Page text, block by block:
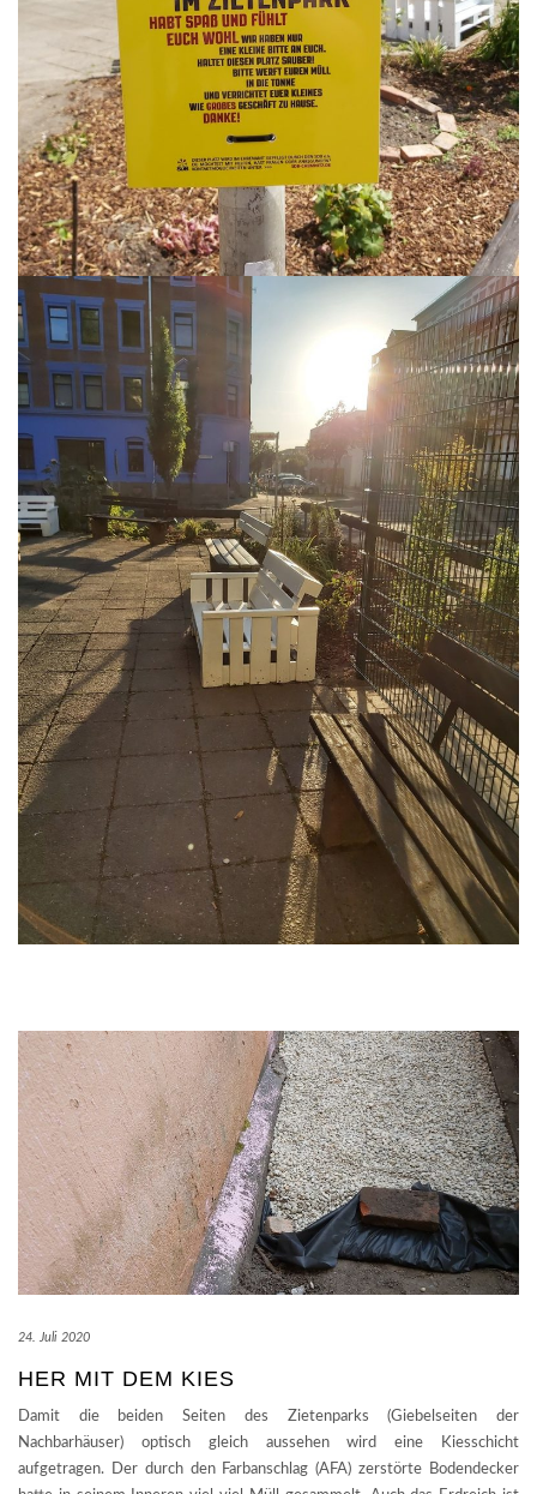
24. Juli 2020
HER MIT DEM KIES
Damit die beiden Seiten des Zietenparks (Giebelseiten der
Nachbarhäuser) optisch gleich aussehen wird eine Kiesschicht
aufgetragen. Der durch den Farbanschlag (AFA) zerstörte Bodendecker